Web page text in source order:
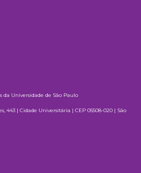
da Universidade de São Paulo
443 | Cidade Universitária | CEP 05508-020 | São